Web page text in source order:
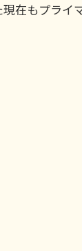
在もプライ